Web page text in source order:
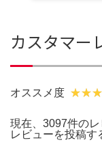
カスタマー
オススメ度
現在、3097件のレ
レビューを投稿す